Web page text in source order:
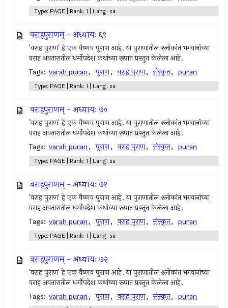
Type: PAGE | Rank: 1 | Lang: sa
वराहपुराणम् - अध्यायः ६९
'वराह पुराण' हे एक वैष्णव पुराण आहे. या पुराणातील श्लोकांत भगवानांच्या
वराह अवतारातील धर्मोपदेश कथांच्या रूपात प्रस्तुत केलेला आहे.
Tags: varah puran, पुराण, वराह पुराण, संस्कृत, puran
Type: PAGE | Rank: 1 | Lang: sa
वराहपुराणम् - अध्यायः ७०
'वराह पुराण' हे एक वैष्णव पुराण आहे. या पुराणातील श्लोकांत भगवानांच्या
वराह अवतारातील धर्मोपदेश कथांच्या रूपात प्रस्तुत केलेला आहे.
Tags: varah puran, पुराण, वराह पुराण, संस्कृत, puran
Type: PAGE | Rank: 1 | Lang: sa
वराहपुराणम् - अध्यायः ७१
'वराह पुराण' हे एक वैष्णव पुराण आहे. या पुराणातील श्लोकांत भगवानांच्या
वराह अवतारातील धर्मोपदेश कथांच्या रूपात प्रस्तुत केलेला आहे.
Tags: varah puran, पुराण, वराह पुराण, संस्कृत, puran
Type: PAGE | Rank: 1 | Lang: sa
वराहपुराणम् - अध्यायः ७२
'वराह पुराण' हे एक वैष्णव पुराण आहे. या पुराणातील श्लोकांत भगवानांच्या
वराह अवतारातील धर्मोपदेश कथांच्या रूपात प्रस्तुत केलेला आहे.
Tags: varah puran, पुराण, वराह पुराण, संस्कृत, puran